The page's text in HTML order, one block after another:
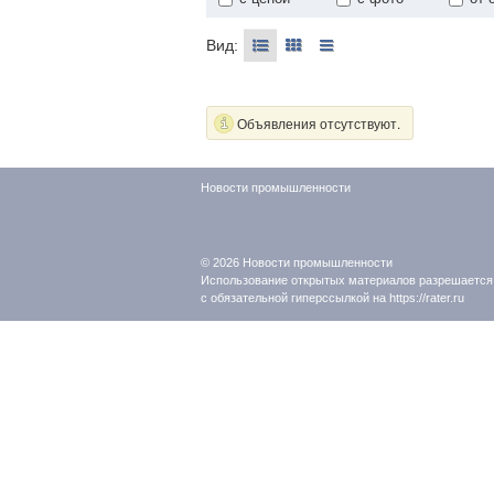
Вид:
Объявления отсутствуют.
Новости промышленности
© 2026 Новости промышленности
Использование открытых материалов разрешается
с обязательной гиперссылкой на https://rater.ru